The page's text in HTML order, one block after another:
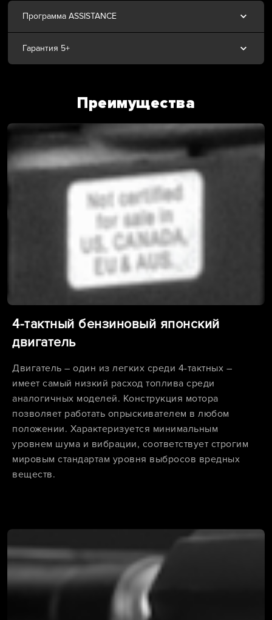
Программа ASSISTANCE
Гарантия 5+
Преимущества
4-тактный бензиновый японский
двигатель
Двигатель – один из легких среди 4-тактных –
имеет самый низкий расход топлива среди
аналогичных моделей. Конструкция мотора
позволяет работать опрыскивателем в любом
положении. Характеризуется минимальным
уровнем шума и вибрации, соответствует строгим
мировым стандартам уровня выбросов вредных
веществ.